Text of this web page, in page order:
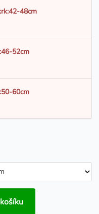
48cm
52cm
60cm